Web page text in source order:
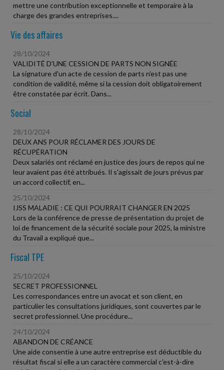
mettre une contribution exceptionnelle et temporaire à la
charge des grandes entreprises....
Vie des affaires
28/10/2024
VALIDITÉ D'UNE CESSION DE PARTS NON SIGNÉE
La signature d'un acte de cession de parts n'est pas une
condition de validité, même si la cession doit obligatoirement
être constatée par écrit. Dans...
Social
28/10/2024
DEUX ANS POUR RÉCLAMER DES JOURS DE
RÉCUPÉRATION
Deux salariés ont réclamé en justice des jours de repos qui ne
leur avaient pas été attribués. Il s'agissait de jours prévus par
un accord collectif, en...
25/10/2024
IJSS MALADIE : CE QUI POURRAIT CHANGER EN 2025
Lors de la conférence de presse de présentation du projet de
loi de financement de la sécurité sociale pour 2025, la ministre
du Travail a expliqué que...
Fiscal TPE
25/10/2024
SECRET PROFESSIONNEL
Les correspondances entre un avocat et son client, en
particulier les consultations juridiques, sont couvertes par le
secret professionnel. Une procédure...
24/10/2024
ABANDON DE CRÉANCE
Une aide consentie à une autre entreprise est déductible du
résultat fiscal si elle a un caractère commercial c'est-à-dire